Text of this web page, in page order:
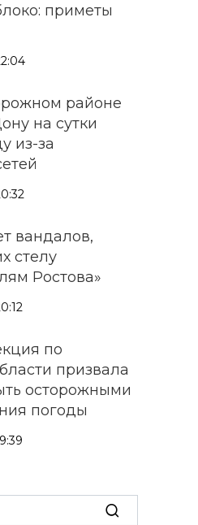
приметы
районе
на сутки
из-за
вандалов,
стелу
Ростова»
по
призвала
осторожными
погоды
в Ростове